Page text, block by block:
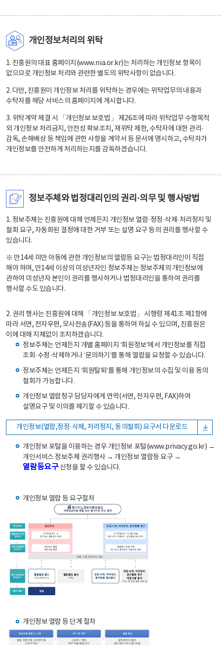
개인정보처리의 위탁
1. 진흥원의 대표 홈페이지(www.nia.or.kr)는 처리하는 개인정보 항목이
없으므로 개인정보 처리와 관련한 별도의 위탁사항이 없습니다.
2. 다만, 진흥원이 개인정보 처리를 위탁하는 경우에는 위탁업무의 내용과
수탁자를 해당 서비스의 홈페이지에 게시합니다.
3. 위탁계약 체결 시 「개인정보 보호법」 제26조에 따라 위탁업무 수행목적
외 개인정보 처리금지, 안전성 확보조치, 재위탁 제한, 수탁자에 대한 관리·
감독, 손해배상 등 책임에 관한 사항을 계약서 등 문서에 명시하고, 수탁자가
개인정보를 안전하게 처리하는지를 감독하겠습니다.
정보주체와 법정대리인의 권리·의무 및 행사방법
1. 정보주체는 진흥원에 대해 언제든지 개인정보 열람·정정·삭제·처리정지 및
철회 요구, 자동화된 결정에 대한 거부 또는 설명 요구 등의 권리를 행사할 수
있습니다.
※ 만14세 미만 아동에 관한 개인정보의 열람등 요구는 법정대리인이 직접
해야 하며, 만14세 이상의 미성년자인 정보주체는 정보주체의 개인정보에
관하여 미성년자 본인이 권리를 행사하거나 법정대리인을 통하여 권리를
행사할 수도 있습니다.
2. 권리 행사는 진흥원에 대해 「개인정보 보호법」 시행령 제41조 제1항에
따라 서면, 전자우편, 모사전송(FAX) 등을 통하여 하실 수 있으며, 진흥원은
이에 대해 지체없이 조치하겠습니다.
정보주체는 언제든지 개별 홈페이지 ‘회원정보’에서 개인정보를 직접
조회·수정·삭제하거나 ‘문의하기’를 통해 열람을 요청할 수 있습니다.
정보주체는 언제든지 ‘회원탈퇴’를 통해 개인정보의 수집 및 이용 동의
철회가 가능합니다.
개인정보 열람청구 담당자에게 연락(서면, 전자우편, FAX)하여
설명요구 및 이의를 제기할 수 있습니다.
개인정보(열람,정정·삭제, 처리정지, 동의철회) 요구서 다운로드
개인정보 포털을 이용하는 경우 개인정보 포털(www.privacy.go.kr) →
개인서비스 정보주체 권리행사 → 개인정보 열람등 요구 →
열람등요구신청을 할 수 있습니다.
개인정보 열람 등 요구절차
개인정보 열람 등 단계 절차